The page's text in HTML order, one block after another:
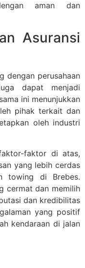
aman dan
Asuransi
dengan perusahaan
dapat menjadi
ini menunjukkan
pihak terkait dan
oleh industri
faktor di atas,
yang lebih cerdas
towing di Brebes.
cermat dan memilih
dan kredibilitas
yang positif
kendaraan di jalan